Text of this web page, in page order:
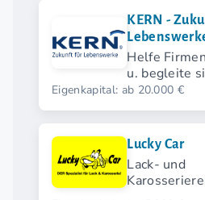
KERN -
Helfe
u. begleite
Eigenkapital: ab 20.000 €
Lucky Car
Lack- und